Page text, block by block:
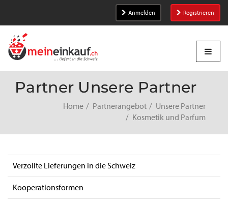
Anmelden Registrieren
Partner Unsere Partner
Home Partnerangebot
Unsere Partner
Kosmetik und Parfum
Verzollte Lieferungen in die Schweiz
Kooperationsformen